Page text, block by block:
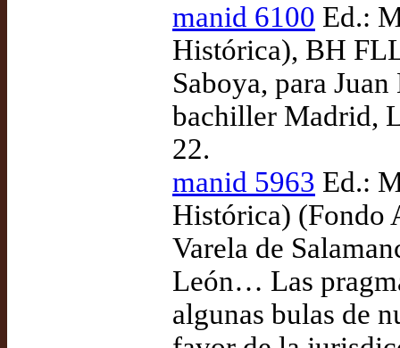
manid 6100 Ed.:
Histórica), BH
Saboya, para
bachiller Madrid,
22.
manid 5963 Ed.:
Histórica) (Fondo
Varela de
León… Las
algunas bulas de